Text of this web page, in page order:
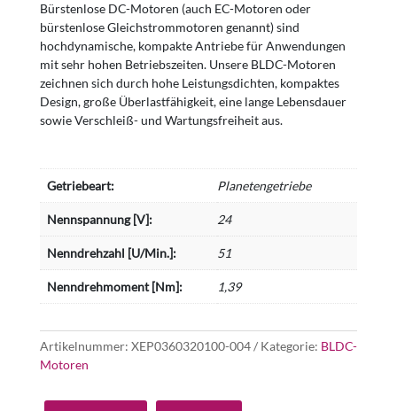
Bürstenlose DC-Motoren (auch EC-Motoren oder
bürstenlose Gleichstrommotoren genannt) sind
hochdynamische, kompakte Antriebe für Anwendungen
mit sehr hohen Betriebszeiten. Unsere BLDC-Motoren
zeichnen sich durch hohe Leistungsdichten, kompaktes
Design, große Überlastfähigkeit, eine lange Lebensdauer
sowie Verschleiß- und Wartungsfreiheit aus.
Getriebeart: Planetengetriebe
Nennspannung [V]: 24
Nenndrehzahl [U/Min.]: 51
Nenndrehmoment [Nm]: 1,39
Artikelnummer: XEP0360320100-004 Kategorie: BLDC-
Motoren